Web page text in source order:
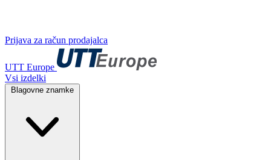
Prijava za račun prodajalca
UTT Europe
Vsi izdelki
Blagovne znamke